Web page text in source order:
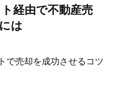
経由で不動産売
は
売却を成功させるコツ